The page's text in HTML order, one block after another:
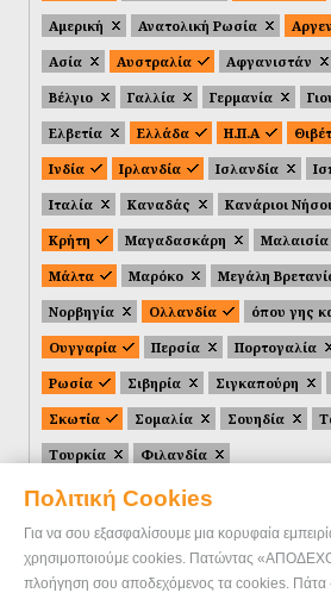
Πολιτική Cookies
Για να σου εξασφαλίσουμε μια κορυφαία
χρησιμοποιούμε cookies. Πατώντας
πλοήγηση σου αποδεχόμενος τα cookies.
Αμερική
Ανατολική Ρωσία
Ασία
Αυστραλία Αφγανιστάν
Βέλγιο
Γαλλία Γερμανία
Ελβετία
Ελλάδα Η.Π.Α Θιβέτ
Ινδία
Ιρλανδία Ισλανδία
Ιταλία
Καναδάς Κανάριοι Νήσοι
Κρήτη
Μαγαδασκάρη Μαλαισία
Μάλτα
Μαρόκο Μεγάλη
Νορβηγία
Ολλανδία
όπου γης
Ουγγαρία
Περσία Πορτογαλία
Ρωσία
Σιβηρία Σιγκαπούρη
Σκωτία
Σομαλία Σουηδία
Τουρκία
Φιλανδία